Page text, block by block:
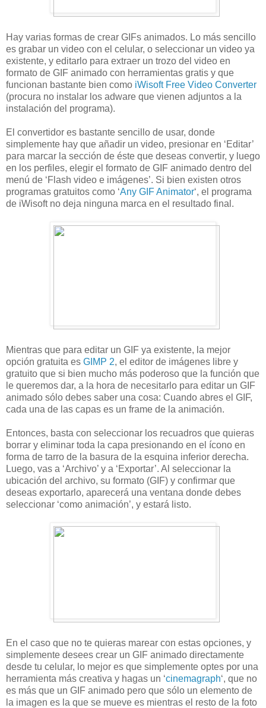
Hay varias formas de crear GIFs animados. Lo más sencillo
es grabar un video con el celular, o seleccionar un video ya
existente, y editarlo para extraer un trozo del video en
formato de GIF animado con herramientas gratis y que
funcionan bastante bien como iWisoft Free Video Converter
(procura no instalar los adware que vienen adjuntos a la
instalación del programa).
El convertidor es bastante sencillo de usar, donde
simplemente hay que añadir un video, presionar en ‘Editar’
para marcar la sección de éste que deseas convertir, y luego
en los perfiles, elegir el formato de GIF animado dentro del
menú de ‘Flash video e imágenes’. Si bien existen otros
programas gratuitos como ‘Any GIF Animator‘, el programa
de iWisoft no deja ninguna marca en el resultado final.
Mientras que para editar un GIF ya existente, la mejor
opción gratuita es GIMP 2, el editor de imágenes libre y
gratuito que si bien mucho más poderoso que la función que
le queremos dar, a la hora de necesitarlo para editar un GIF
animado sólo debes saber una cosa: Cuando abres el GIF,
cada una de las capas es un frame de la animación.
Entonces, basta con seleccionar los recuadros que quieras
borrar y eliminar toda la capa presionando en el ícono en
forma de tarro de la basura de la esquina inferior derecha.
Luego, vas a ‘Archivo’ y a ‘Exportar’. Al seleccionar la
ubicación del archivo, su formato (GIF) y confirmar que
deseas exportarlo, aparecerá una ventana donde debes
seleccionar ‘como animación’, y estará listo.
En el caso que no te quieras marear con estas opciones, y
simplemente desees crear un GIF animado directamente
desde tu celular, lo mejor es que simplemente optes por una
herramienta más creativa y hagas un ‘cinemagraph‘, que no
es más que un GIF animado pero que sólo un elemento de
la imagen es la que se mueve es mientras el resto de la foto